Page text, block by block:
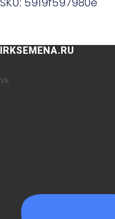
IRKSEMENA.RU
Vk